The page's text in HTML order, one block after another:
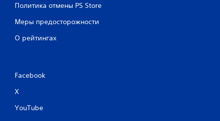
Политика отмены PS Store
Меры предосторожности
О рейтингах
Facebook
X
YouTube